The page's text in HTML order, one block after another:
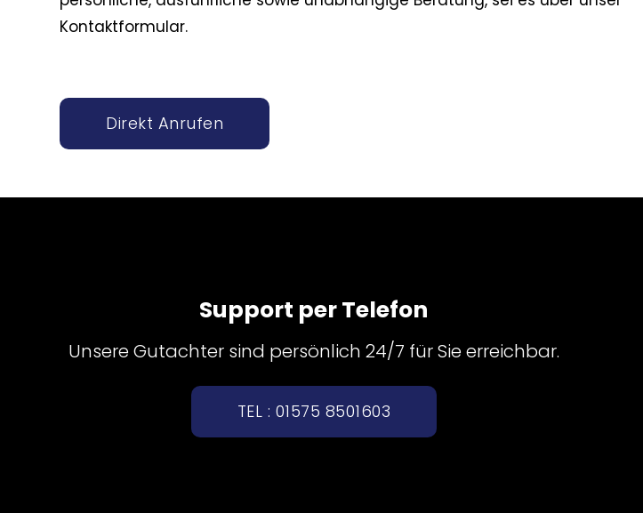
Kontaktformular.
Direkt Anrufen
Support per Telefon
Unsere Gutachter sind persönlich 24/7 für Sie erreichbar.
TEL : 01575 8501603